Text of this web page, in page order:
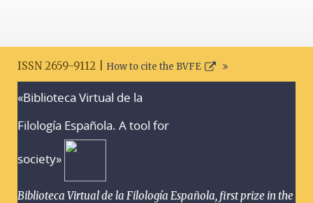
ISSN 2659-9112 | How to cite the BVFE
«Biblioteca Virtual de la
Filología Española. A tool for
society»
Biblioteca Virtual de la Filología Española, first prize in the